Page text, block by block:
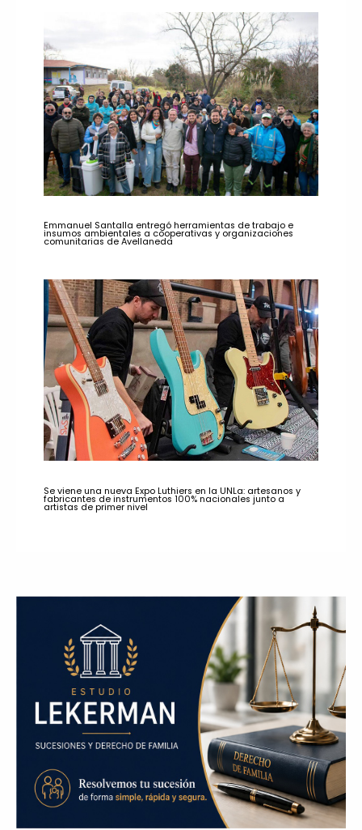
Emmanuel Santalla entregó herramientas de trabajo e
insumos ambientales a cooperativas y organizaciones
comunitarias de Avellaneda
Se viene una nueva Expo Luthiers en la UNLa: artesanos y
fabricantes de instrumentos 100% nacionales junto a
artistas de primer nivel